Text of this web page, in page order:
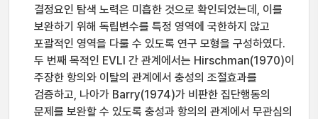
결정요인 탐색 노력은 미흡한 것으로 확인되었는데, 이를
보완하기 위해 독립변수를 특정 영역에 국한하지 않고
포괄적인 영역을 다룰 수 있도록 연구 모형을 구성하였다.
두 번째 목적인 EVLI 간 관계에서는 Hirschman(1970)이
주장한 항의와 이탈의 관계에서 충성의 조절효과를
검증하고, 나아가 Barry(1974)가 비판한 집단행동의
문제를 보완할 수 있도록 충성과 항의의 관계에서 무관심의